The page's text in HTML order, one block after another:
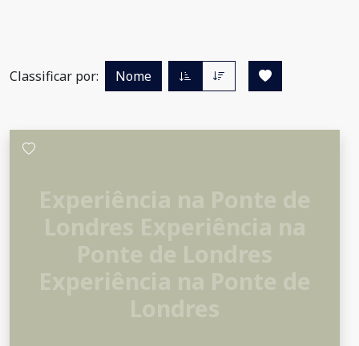
Classificar por: Nome